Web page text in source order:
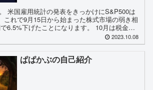
米国雇用統計の発表をきっかけにS&P500は
これで9月15日から始まった株式市場の弱き相
6.5%下げたことになります。 10月は税金の
2023.10.08
ぱぱかぶの自己紹介